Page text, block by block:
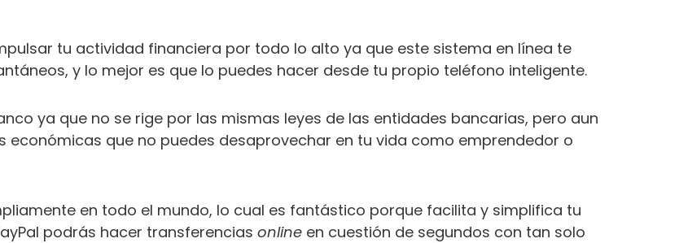
tu actividad financiera por todo lo alto ya que este sistema en línea te
y lo mejor es que lo puedes hacer desde tu propio teléfono inteligente.
ya que no se rige por las mismas leyes de las entidades bancarias, pero aun
económicas que no puedes desaprovechar en tu vida como emprendedor o
en todo el mundo, lo cual es fantástico porque facilita y simplifica tu
podrás hacer transferencias online en cuestión de segundos con tan solo